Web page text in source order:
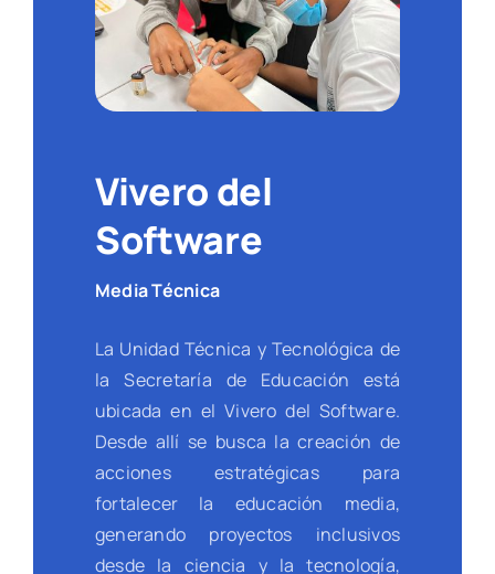
Vivero del
Software
Media Técnica
La Unidad Técnica y Tecnológica de
la Secretaría de Educación está
ubicada en el Vivero del Software.
Desde allí se busca la creación de
acciones estratégicas para
fortalecer la educación media,
generando proyectos inclusivos
desde la ciencia y la tecnología,